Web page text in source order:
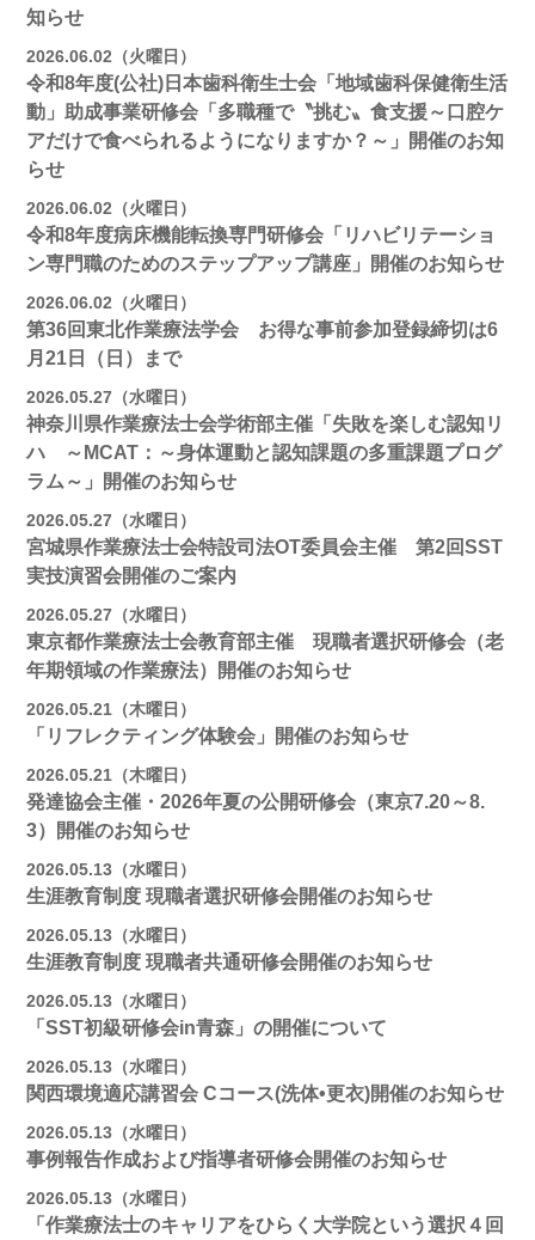
知らせ
2026.06.02（火曜日）
令和8年度(公社)日本歯科衛生士会「地域歯科保健衛生活
動」助成事業研修会「多職種で〝挑む〟食支援～口腔ケ
アだけで食べられるようになりますか？～」開催のお知
らせ
2026.06.02（火曜日）
令和8年度病床機能転換専門研修会「リハビリテーショ
ン専門職のためのステップアップ講座」開催のお知らせ
2026.06.02（火曜日）
第36回東北作業療法学会 お得な事前参加登録締切は6
月21日（日）まで
2026.05.27（水曜日）
神奈川県作業療法士会学術部主催「失敗を楽しむ認知リ
ハ ～MCAT：～身体運動と認知課題の多重課題プログ
ラム～」開催のお知らせ
2026.05.27（水曜日）
宮城県作業療法士会特設司法OT委員会主催 第2回SST
実技演習会開催のご案内
2026.05.27（水曜日）
東京都作業療法士会教育部主催 現職者選択研修会（老
年期領域の作業療法）開催のお知らせ
2026.05.21（木曜日）
「リフレクティング体験会」開催のお知らせ
2026.05.21（木曜日）
発達協会主催・2026年夏の公開研修会（東京7.20～8.
3）開催のお知らせ
2026.05.13（水曜日）
生涯教育制度 現職者選択研修会開催のお知らせ
2026.05.13（水曜日）
生涯教育制度 現職者共通研修会開催のお知らせ
2026.05.13（水曜日）
「SST初級研修会in青森」の開催について
2026.05.13（水曜日）
関西環境適応講習会 Cコース(洗体•更衣)開催のお知らせ
2026.05.13（水曜日）
事例報告作成および指導者研修会開催のお知らせ
2026.05.13（水曜日）
「作業療法士のキャリアをひらく大学院という選択４回